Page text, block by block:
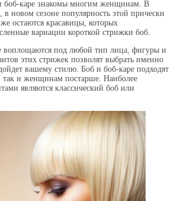
боб-каре знакомы многим женщинам. В
новом сезоне популярность этой прически
остаются красавицы, которых
вариации короткой стрижки боб.
воплощаются под любой тип лица, фигуры и
этих стрижек позволят выбрать именно
вашему стилю. Боб и боб-каре подходят
и женщинам постарше. Наиболее
являются классический боб или